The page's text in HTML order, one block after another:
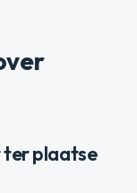
ter plaatse